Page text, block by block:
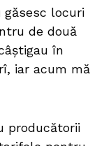
găsesc locuri
de două
în
iar acum mă
producătorii